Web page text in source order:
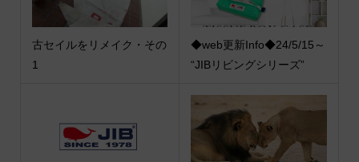
古セイルをリメイク・その
1
◆web更新Info◆24/5/15～
“JIBリビングシリーズ”